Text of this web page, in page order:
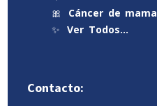
🎀
Cáncer de mama
✨ Ver Todos…
Contacto: